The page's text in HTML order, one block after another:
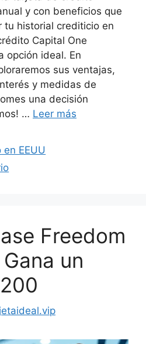
y con beneficios que
tu historial crediticio en
Capital One
opción ideal. En
sus ventajas,
y medidas de
una decisión
… Leer más
EEUU
Freedom
un